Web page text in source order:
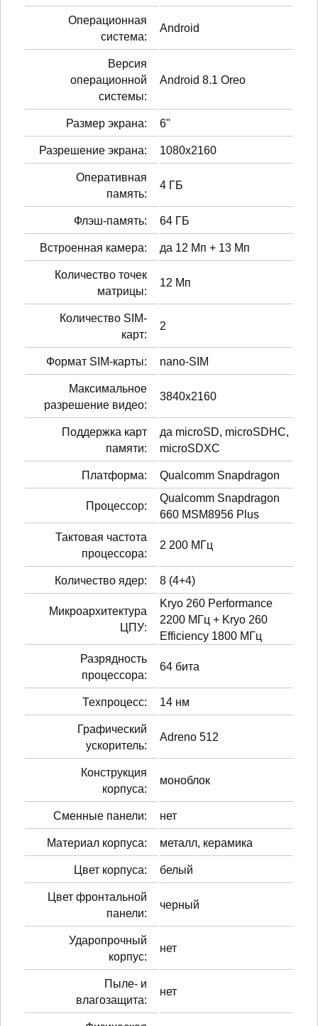
Операционная
система:
Android
Версия
операционной
системы:
Android 8.1 Oreo
Размер экрана: 6"
Разрешение экрана: 1080x2160
Оперативная
память:
4 ГБ
Флэш-память: 64 ГБ
Встроенная камера: да 12 Мп + 13 Мп
Количество точек
матрицы:
12 Мп
Количество SIM-
карт:
2
Формат SIM-карты: nano-SIM
Максимальное
разрешение видео:
3840x2160
Поддержка карт
памяти:
да microSD, microSDHC,
microSDXC
Платформа: Qualcomm Snapdragon
Процессор:
Qualcomm Snapdragon
660 MSM8956 Plus
Тактовая частота
процессора:
2 200 МГц
Количество ядер: 8 (4+4)
Микроархитектура
ЦПУ:
Kryo 260 Performance
2200 МГц + Kryo 260
Efficiency 1800 МГц
Разрядность
процессора:
64 бита
Техпроцесс: 14 нм
Графический
ускоритель:
Adreno 512
Конструкция
корпуса:
моноблок
Сменные панели: нет
Материал корпуса: металл, керамика
Цвет корпуса: белый
Цвет фронтальной
панели:
черный
Ударопрочный
корпус:
нет
Пыле- и
влагозащита:
нет